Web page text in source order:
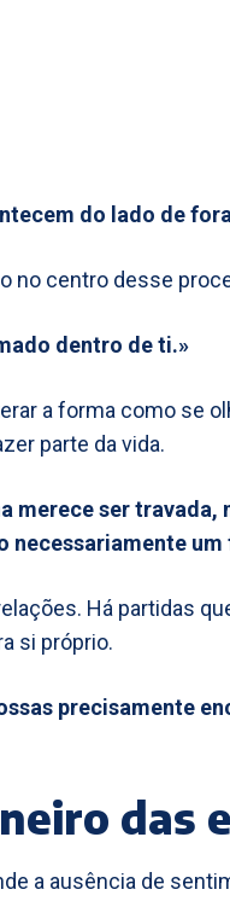
do lado de
no centro desse
dentro de ti.»
a forma como se
parte da vida.
merece ser travada,
necessariamente um
Há partidas
si próprio.
precisamente
das
a ausência de